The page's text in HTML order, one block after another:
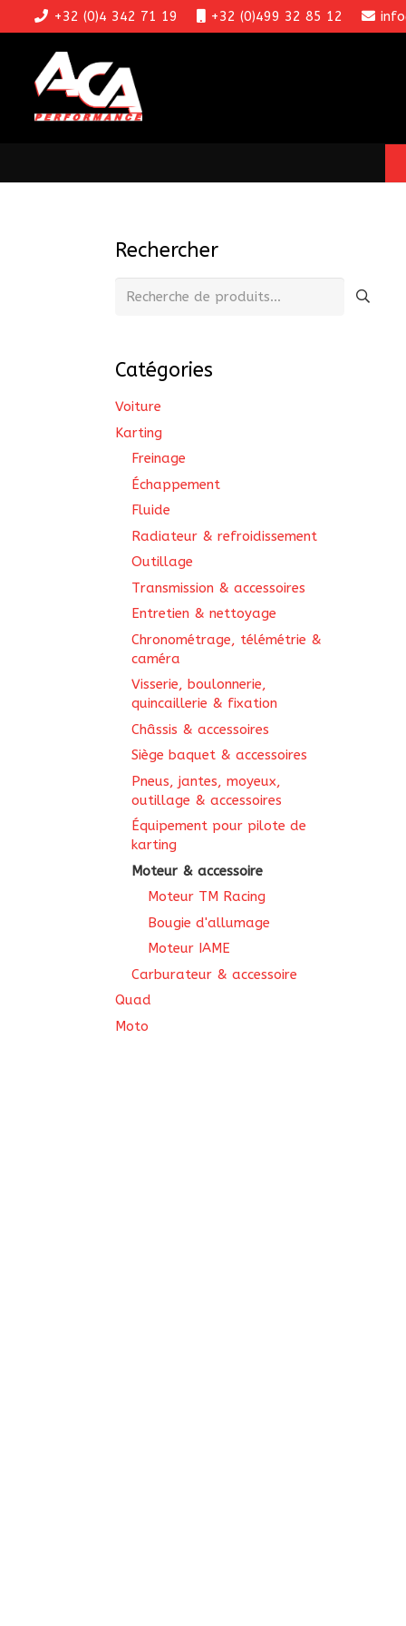
+32 (0)4 342 71 19 +32 (0)499 32 85 12
Rechercher
Recherche
Catégories
Voiture
Karting
Freinage
Échappement
Fluide
Radiateur & refroidissement
Outillage
Transmission & accessoires
Entretien & nettoyage
Chronométrage, télémétrie &
caméra
Visserie, boulonnerie,
quincaillerie & fixation
Châssis & accessoires
Siège baquet & accessoires
Pneus, jantes, moyeux,
outillage & accessoires
Équipement pour pilote de
karting
Moteur & accessoire
Moteur TM Racing
Bougie d'allumage
Moteur IAME
Carburateur & accessoire
Quad
Moto